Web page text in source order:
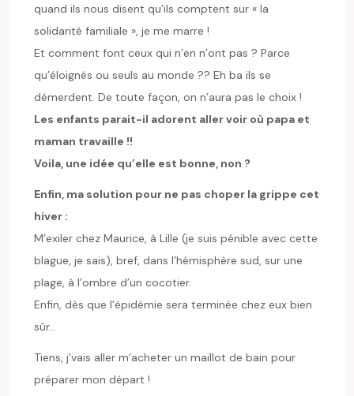
quand ils nous disent qu’ils comptent sur « la
solidarité familiale », je me marre !
Et comment font ceux qui n’en n’ont pas ? Parce
qu’éloignés ou seuls au monde ?? Eh ba ils se
démerdent. De toute façon, on n’aura pas le choix !
Les enfants parait-il adorent aller voir où papa et
maman travaille !!
Voila, une idée qu’elle est bonne, non ?
Enfin, ma solution pour ne pas choper la grippe cet
hiver :
M’exiler chez Maurice, à Lille (je suis pénible avec cette
blague, je sais), bref, dans l’hémisphère sud, sur une
plage, à l’ombre d’un cocotier.
Enfin, dès que l’épidémie sera terminée chez eux bien
sûr…
Tiens, j’vais aller m’acheter un maillot de bain pour
préparer mon départ !